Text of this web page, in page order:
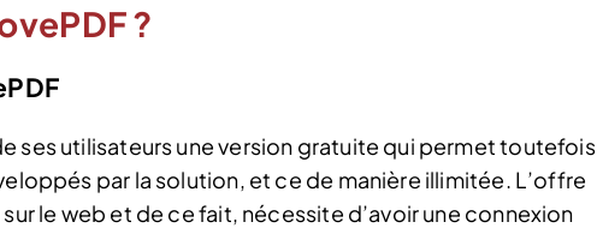
?
ses utilisateurs une version gratuite qui permet toutefois
par la solution, et ce de manière illimitée. L’offre
le web et de ce fait, nécessite d’avoir une connexion